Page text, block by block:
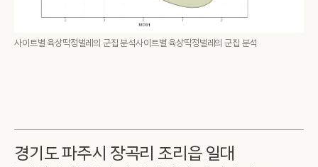
사이트별 육상딱정벌레의 군집 분석사이트별 육상딱정벌레의 군집 분석
경기도 파주시 장곡리 조리읍 일대